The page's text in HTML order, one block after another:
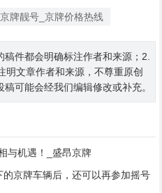
牌靓号_京牌价格热线
件都会明确标注作者和来源；2.
明文章作者和来源，不尊重原创
可能会经我们编辑修改或补充。
与机遇！_盛昂京牌
京牌车辆后，还可以再参加摇号